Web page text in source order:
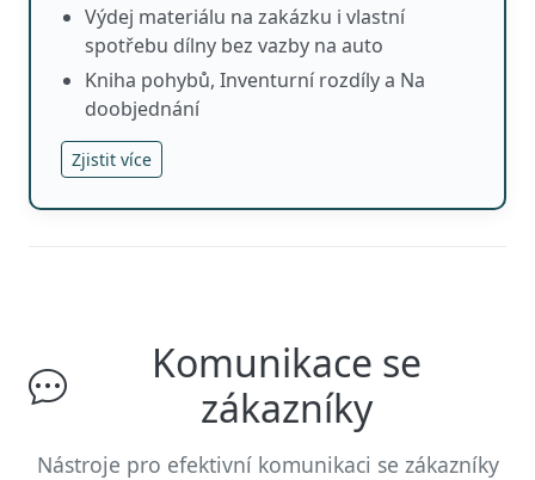
Výdej materiálu na zakázku i vlastní
spotřebu dílny bez vazby na auto
Kniha pohybů, Inventurní rozdíly a Na
doobjednání
Zjistit více
Komunikace se
zákazníky
Nástroje pro efektivní komunikaci se zákazníky